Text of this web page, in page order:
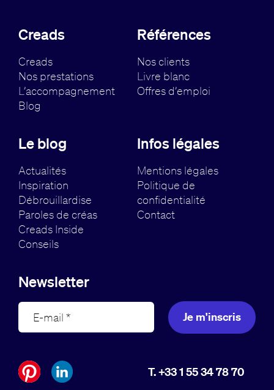
Creads
Creads
Nos prestations
L’accompagnement
Blog
Références
Nos clients
Livre blanc
Offres d’emploi
Le blog
Actualités
Inspiration
Débrouillardise
Paroles de créas
Creads Inside
Conseils
Infos légales
Mentions légales
Politique de
confidentialité
Contact
Newsletter
Je m'inscris
T. +33 1 55 34 78 70